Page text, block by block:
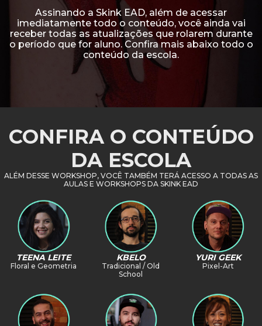
Assinando a Skink EAD, além de acessar
imediatamente todo o conteúdo, você ainda vai
receber todas as atualizações que rolarem durante
o período que for aluno. Confira mais abaixo todo o
conteúdo da escola.
CONFIRA O CONTEÚDO
DA ESCOLA
ALÉM DESSE WORKSHOP, VOCÊ TAMBÉM TERÁ ACESSO A TODAS AS
AULAS E WORKSHOPS DA SKINK EAD
TEENA LEITE
Floral e Geometria
KBELO
Tradicional / Old
School
YURI GEEK
Pixel-Art